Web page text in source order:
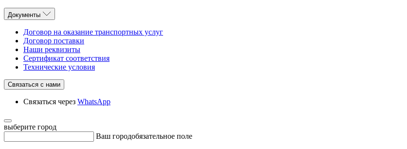
Документы
Договор на оказание транспортных услуг
Договор поставки
Наши реквизиты
Сертификат соответствия
Технические условия
Связаться с нами
Связаться через WhatsApp
выберите город
Ваш городобязательное поле